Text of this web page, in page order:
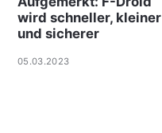
wird schneller, kleiner
und sicherer
05.03.2023